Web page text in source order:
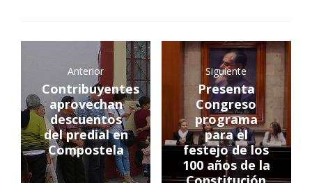
Anterior
Contribuyentes
aprovechan
descuentos
del predial en
Compostela
Siguiente
Presenta
Congreso
programa
para el
festejo de los
100 años de la